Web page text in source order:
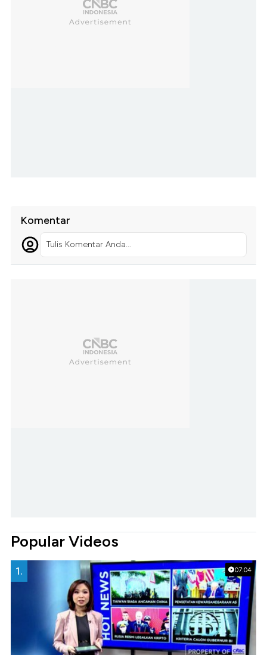
Komentar
Tulis Komentar Anda...
Popular Videos
07:04
1.